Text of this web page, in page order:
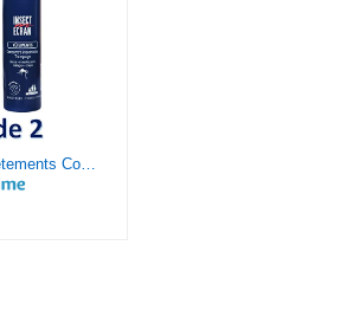
Insect Ecran Vêtements Concentré Insecticide Trempage 200 ML Lot de 2 flacons